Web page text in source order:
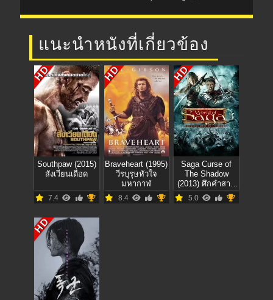
แนะนำหนังที่เกี่ยวข้อง
HD
Southpaw (2015)
สังเวียนเดือด
7.4
HD
Braveheart (1995)
วีรบุรุษหัวใจ
มหากาฬ
8.4
HD
Saga Curse of
The Shadow
(2013) ศึกคำสาป
มรณะ
5.0
HD